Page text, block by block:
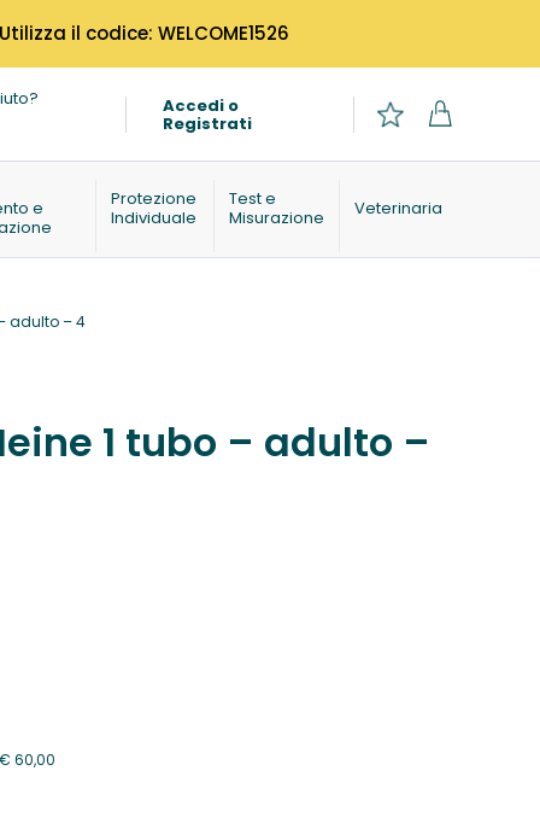
il codice: WELCOME1526
Accedi o
Registrati
e
Protezione
Individuale
Test e
Misurazione
Veterinaria
adulto – 4
1 tubo – adulto –
€ 60,00